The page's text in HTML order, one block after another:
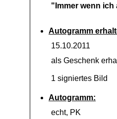
"Immer wenn
Autogramm
15.10.2011
als Geschenk
1 signiertes Bild
Autogramm:
echt, PK